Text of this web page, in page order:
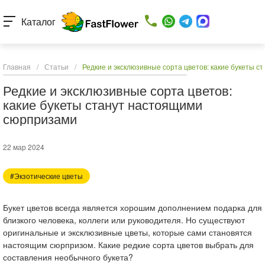
Каталог
Главная / Статьи / Редкие и эксклюзивные сорта цветов: какие букеты
Редкие и эксклюзивные сорта цветов:
какие букеты станут настоящими
сюрпризами
22 мар 2024
#Экзотические цветы
Букет цветов всегда является хорошим дополнением подарка для
близкого человека, коллеги или руководителя. Но существуют
оригинальные и эксклюзивные цветы, которые сами становятся
настоящим сюрпризом. Какие редкие сорта цветов выбрать для
составления необычного букета?